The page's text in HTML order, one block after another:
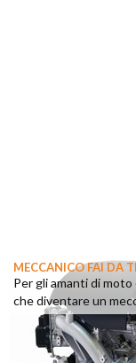
MECCANICO FAI DA
Per gli amanti di
che diventare un